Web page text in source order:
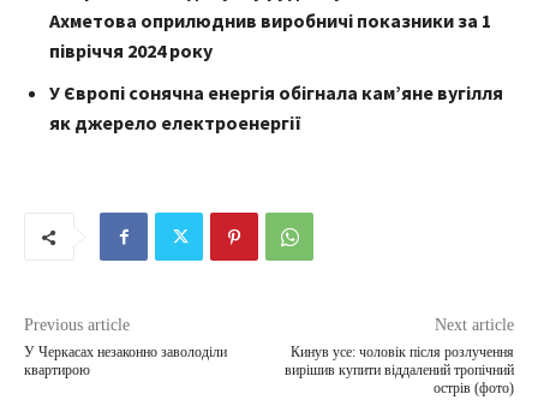
Ахметова оприлюднив виробничі показники за 1
півріччя 2024 року
У Європі сонячна енергія обігнала кам’яне вугілля
як джерело електроенергії
Previous article
У Черкасах незаконно заволоділи
квартирою
Next article
Кинув усе: чоловік після розлучення
вирішив купити віддалений тропічний
острів (фото)